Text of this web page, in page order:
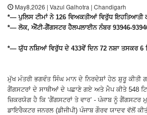
May8,2026 | Vazul Galhotra | Chandigarh
*— ਪੁਲਿਸ ਟੀਮਾਂ ਨੇ 126 ਵਿਅਕਤੀਆਂ ਵਿਰੁੱਧ ਇਹਤਿਆਤੀ
*— ਲੋਕ, ਐਂਟੀ-ਗੈਂਗਸਟਰ ਹੈਲਪਲਾਈਨ ਨੰਬਰ 93946-
*— ਯੁੱਧ ਨਸ਼ਿਆਂ ਵਿਰੁੱਧ ਦੇ 433ਵੇਂ ਦਿਨ 72 ਨਸ਼ਾ ਤਸਕਰ 6
ਮੁੱਖ ਮੰਤਰੀ ਭਗਵੰਤ ਸਿੰਘ ਮਾਨ ਦੇ ਨਿਰਦੇਸ਼ਾਂ ਹੇਠ ਸ਼ੁਰੂ ਕੀਤੀ
ਗੈਂਗਸਟਰਾਂ ਦੇ ਸਾਥੀਆਂ ਦੇ ਪਛਾਣੇ ਗਏ ਅਤੇ ਮੈਪ ਕੀਤੇ 548
ਜ਼ਿਕਰਯੋਗ ਹੈ ਕਿ ‘ਗੈਂਗਸਟਰਾਂ ਤੇ ਵਾਰ’ - ਪੰਜਾਬ ਨੂੰ
ਡਾਇਰੈਕਟਰ ਜਨਰਲ (ਡੀਜੀਪੀ) ਪੰਜਾਬ ਗੌਰਵ ਯਾਦਵ ਵੱਲੋਂ